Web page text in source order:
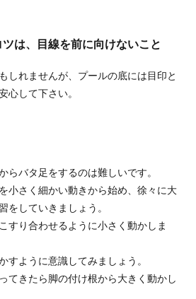
は、目線を前に向けないこと
しれませんが、プールの底には目印と
心して下さい。
らバタ足をするのは難しいです。
小さく細かい動きから始め、徐々に大
をしていきましょう。
すり合わせるように小さく動かしま
すように意識してみましょう。
てきたら脚の付け根から大きく動かし